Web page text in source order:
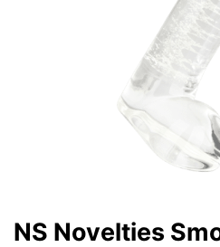
NS Novelties